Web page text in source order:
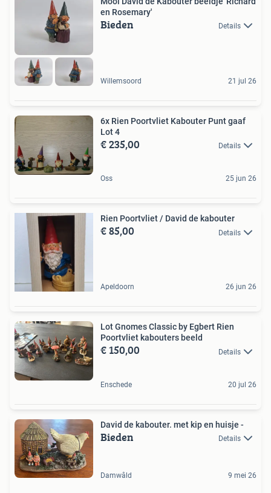
en Rosemary'
Bieden Details
Willemsoord 21 jul 26
6x Rien Poortvliet Kabouter Punt gaaf
Lot 4
€ 235,00 Details
Oss 25 jun 26
Rien Poortvliet / David de kabouter
€ 85,00 Details
Apeldoorn 26 jun 26
Lot Gnomes Classic by Egbert Rien
Poortvliet kabouters beeld
€ 150,00 Details
Enschede 20 jul 26
David de kabouter. met kip en huisje -
Bieden Details
Damwâld 9 mei 26